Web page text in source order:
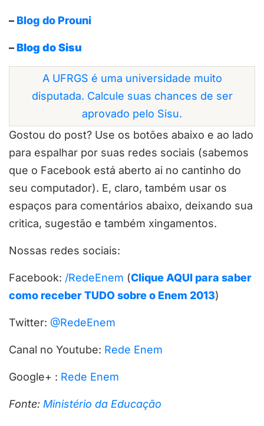
– Blog do Prouni
–Blog do Sisu
A UFRGS é uma universidade muito
disputada. Calcule suas chances de ser
aprovado pelo Sisu.
Gostou do post? Use os botões abaixo e ao lado
para espalhar por suas redes sociais (sabemos
que o Facebook está aberto ai no cantinho do
seu computador). E, claro, também usar os
espaços para comentários abaixo, deixando sua
critica, sugestão e também xingamentos.
Nossas redes sociais:
Facebook: /RedeEnem (Clique AQUI para saber
como receber TUDO sobre o Enem 2013)
Twitter: @RedeEnem
Canal no Youtube: Rede Enem
Google+ : Rede Enem
Fonte: Ministério da Educação